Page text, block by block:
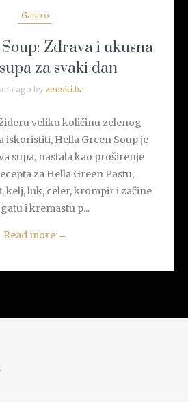
Gastro
Zdrava i ukusna
za svaki dan
ago by zenski.ba
veliku količinu zelenog
iskoristiti, Hella Green Soup je
supa, nastala kao proširenje
za Hella Green Pastu,
kelj, luk, celer, krompir i začine
i kremastu p...
Read more →